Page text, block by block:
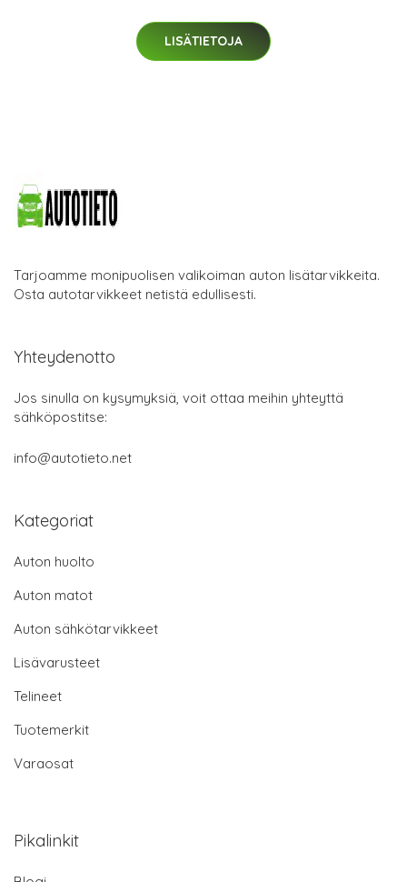
LISÄTIETOJA
Tarjoamme monipuolisen valikoiman auton lisätarvikkeita.
Osta autotarvikkeet netistä edullisesti.
Yhteydenotto
Jos sinulla on kysymyksiä, voit ottaa meihin yhteyttä
sähköpostitse:
info@autotieto.net
Kategoriat
Auton huolto
Auton matot
Auton sähkötarvikkeet
Lisävarusteet
Telineet
Tuotemerkit
Varaosat
Pikalinkit